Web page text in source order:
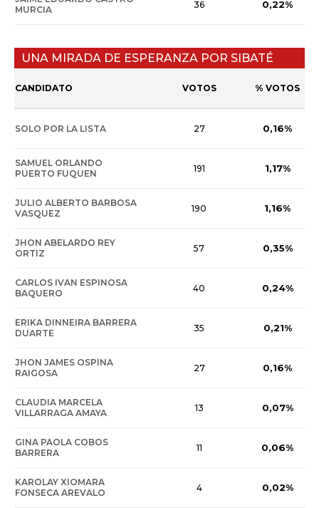
MURCIA
36 0,22%
UNA MIRADA DE ESPERANZA POR SIBATÉ
CANDIDATO VOTOS % VOTOS
SOLO POR LA LISTA 27 0,16%
SAMUEL ORLANDO
PUERTO FUQUEN
191 1,17%
JULIO ALBERTO BARBOSA
VASQUEZ
190 1,16%
JHON ABELARDO REY
ORTIZ
57 0,35%
CARLOS IVAN ESPINOSA
BAQUERO
40 0,24%
ERIKA DINNEIRA BARRERA
DUARTE
35 0,21%
JHON JAMES OSPINA
RAIGOSA
27 0,16%
CLAUDIA MARCELA
VILLARRAGA AMAYA
13 0,07%
GINA PAOLA COBOS
BARRERA
11 0,06%
KAROLAY XIOMARA
FONSECA AREVALO
4 0,02%